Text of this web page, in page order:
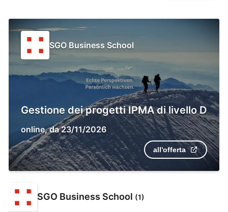
SGO Business School
Gestione dei progetti IPMA di livello D
online,da 23/11/2026
all'offerta
SGO Business School (1)